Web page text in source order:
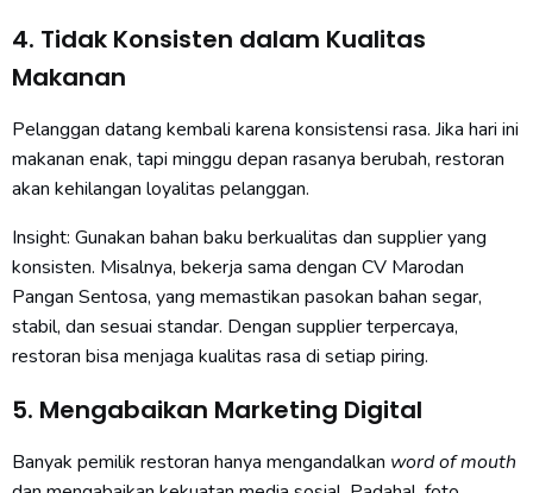
4. Tidak Konsisten dalam Kualitas
Makanan
Pelanggan datang kembali karena konsistensi rasa. Jika hari ini
makanan enak, tapi minggu depan rasanya berubah, restoran
akan kehilangan loyalitas pelanggan.
Insight: Gunakan bahan baku berkualitas dan supplier yang
konsisten. Misalnya, bekerja sama dengan CV Marodan
Pangan Sentosa, yang memastikan pasokan bahan segar,
stabil, dan sesuai standar. Dengan supplier terpercaya,
restoran bisa menjaga kualitas rasa di setiap piring.
5. Mengabaikan Marketing Digital
Banyak pemilik restoran hanya mengandalkan wordof mouth